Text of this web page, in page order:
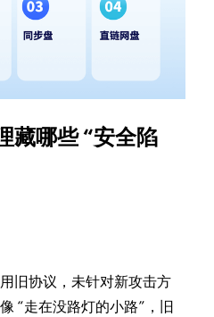
藏哪些 “安全陷
旧协议，未针对新攻击方
“走在没路灯的小路”，旧